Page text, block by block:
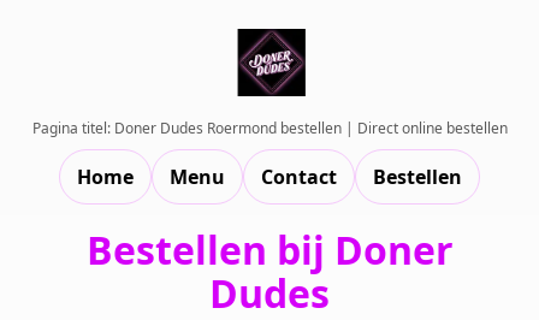
Pagina titel: Doner Dudes Roermond bestellen | Direct online bestellen
Home Menu Contact Bestellen
Bestellen bij Doner
Dudes